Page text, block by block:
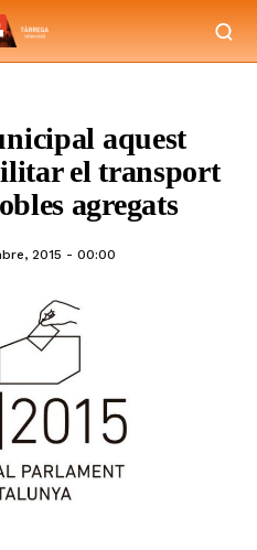
aquest
el transport
agregats
2015 - 00:00